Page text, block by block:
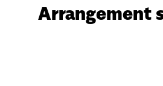
Arrangement